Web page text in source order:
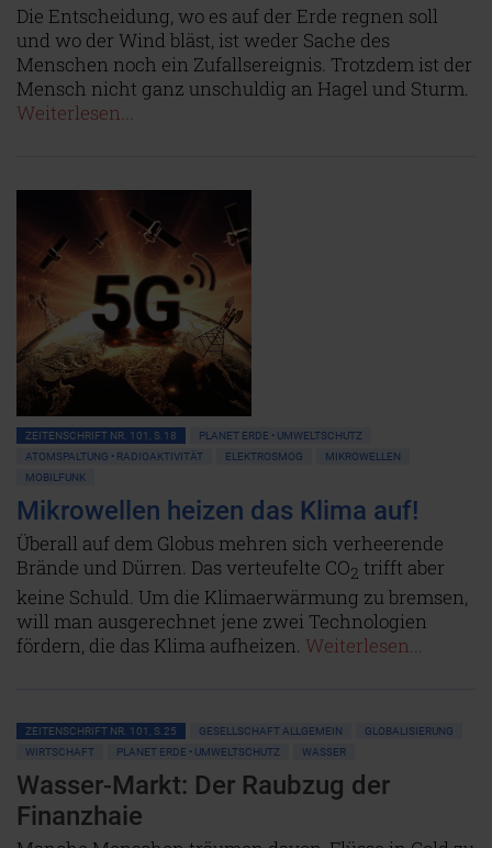
Die Entscheidung, wo es auf der Erde regnen soll
und wo der Wind bläst, ist weder Sache des
Menschen noch ein Zufallsereignis. Trotzdem ist der
Mensch nicht ganz unschuldig an Hagel und Sturm.
Weiterlesen...
ZEITENSCHRIFT NR. 101, S.18
PLANET ERDE • UMWELTSCHUTZ
ATOMSPALTUNG • RADIOAKTIVITÄT
ELEKTROSMOG
MIKROWELLEN
MOBILFUNK
Mikrowellen heizen das Klima auf!
Überall auf dem Globus mehren sich verheerende
Brände und Dürren. Das verteufelte CO2 trifft aber
keine Schuld. Um die Klimaerwärmung zu bremsen,
will man ausgerechnet jene zwei Technologien
fördern, die das Klima aufheizen. Weiterlesen...
ZEITENSCHRIFT NR. 101, S.25 GESELLSCHAFT ALLGEMEIN
GLOBALISIERUNG
WIRTSCHAFT
PLANET ERDE • UMWELTSCHUTZ WASSER
Wasser-Markt: Der Raubzug der
Finanzhaie